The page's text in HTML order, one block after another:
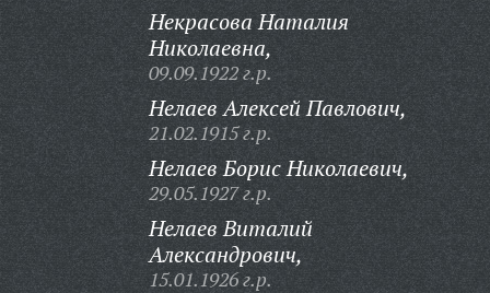
Некрасова Наталия
Николаевна,
09.09.1922 г.р.
Нелаев Алексей Павлович,
21.02.1915 г.р.
Нелаев Борис Николаевич,
29.05.1927 г.р.
Нелаев Виталий
Александрович,
15.01.1926 г.р.